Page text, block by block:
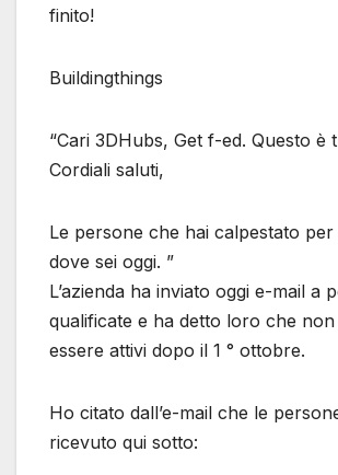
finito!
Buildingthings
“Cari 3DHubs, Get f-ed. Questo è
Cordiali saluti,
Le persone che hai calpestato
dove sei oggi. ”
L’azienda ha inviato oggi e-mail a
qualificate e ha detto loro che
essere attivi dopo il 1 ° ottobre.
Ho citato dall’e-mail che le
ricevuto qui sotto: